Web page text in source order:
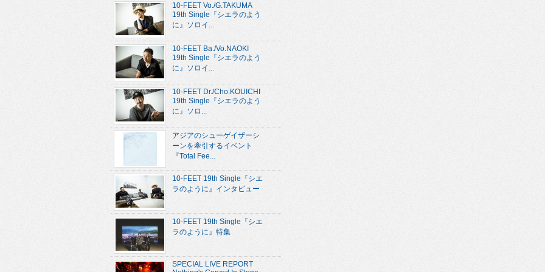
10-FEET Vo./G.TAKUMA
19th Single『シエラのよう
に』ソロイ...
10-FEET Ba./Vo.NAOKI
19th Single『シエラのよう
に』ソロイ...
10-FEET Dr./Cho.KOUICHI
19th Single『シエラのよう
に』ソロ...
アジアのシューゲイザーシ
ーンを牽引するイベント
『Total Fee...
10-FEET 19th Single『シエ
ラのように』インタビュー
10-FEET 19th Single『シエ
ラのように』特集
SPECIAL LIVE REPORT